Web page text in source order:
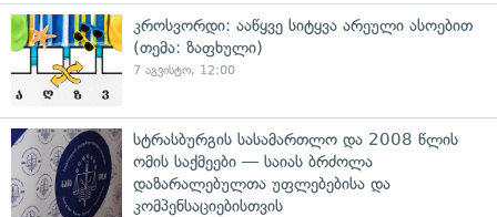
კროსვორდი: ააწყვე სიტყვა არეული ასოებით
(თემა: ზაფხული)
7 აგვისტო, 12:00
სტრასბურგის სასამართლო და 2008 წლის
ომის საქმეები — საიას ბრძოლა
დაზარალებულთა უფლებებისა და
კომპენსაციებისთვის